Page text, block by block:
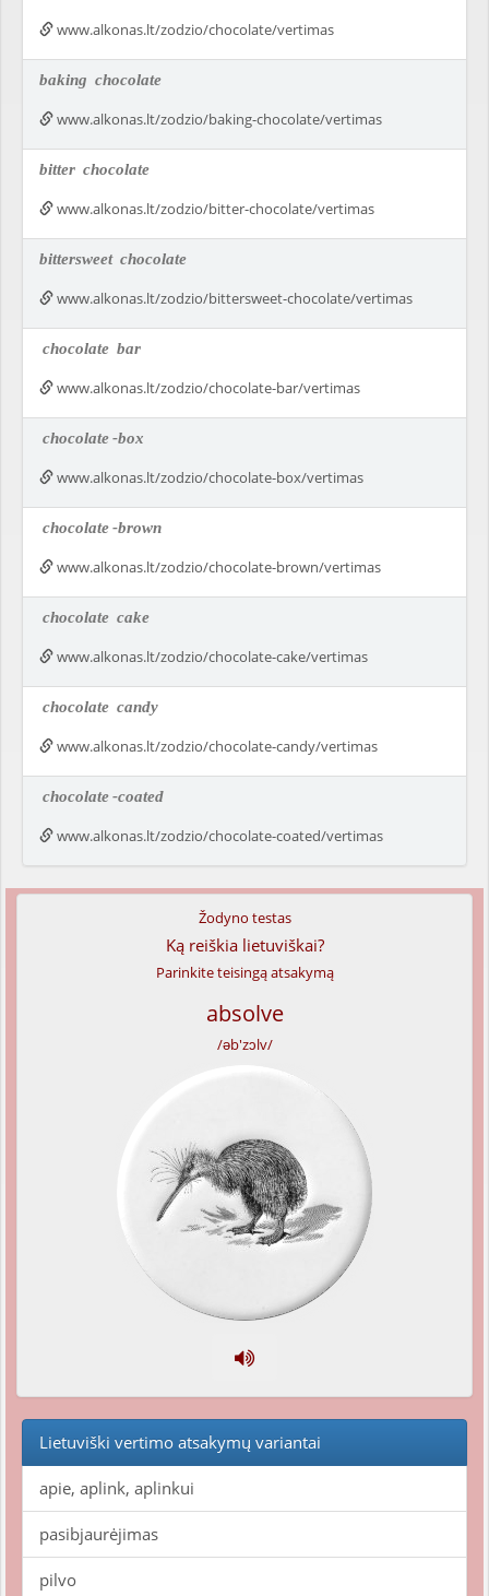
www.alkonas.lt/zodzio/chocolate/vertimas
baking chocolate
www.alkonas.lt/zodzio/baking-chocolate/vertimas
bitter chocolate
www.alkonas.lt/zodzio/bitter-chocolate/vertimas
bittersweet chocolate
www.alkonas.lt/zodzio/bittersweet-chocolate/vertimas
chocolate bar
www.alkonas.lt/zodzio/chocolate-bar/vertimas
chocolate-box
www.alkonas.lt/zodzio/chocolate-box/vertimas
chocolate-brown
www.alkonas.lt/zodzio/chocolate-brown/vertimas
chocolate cake
www.alkonas.lt/zodzio/chocolate-cake/vertimas
chocolate candy
www.alkonas.lt/zodzio/chocolate-candy/vertimas
chocolate-coated
www.alkonas.lt/zodzio/chocolate-coated/vertimas
Žodyno testas
Ką reiškia lietuviškai?
Parinkite teisingą atsakymą
absolve
/əb'zɔlv/
Lietuviški vertimo atsakymų variantai
apie, aplink, aplinkui
pasibjaurėjimas
pilvo